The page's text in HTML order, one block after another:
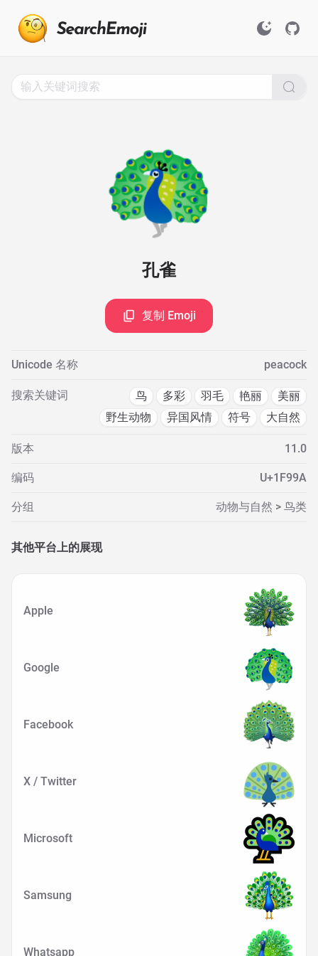
🦚
孔雀
复制 Emoji
Unicode 名称 peacock
搜索关键词 鸟 多彩 羽毛 艳丽
美丽
野生动物
异国风情 符号 大自然
版本 11.0
编码 U+1F99A
分组 动物与自然 > 鸟类
其他平台上的展现
Apple
Google
Facebook
X / Twitter
Microsoft
Samsung
Whatsapp